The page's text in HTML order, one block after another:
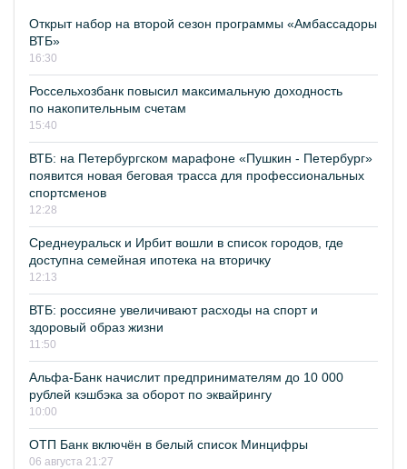
Открыт набор на второй сезон программы «Амбассадоры
ВТБ»
16:30
Россельхозбанк повысил максимальную доходность
по накопительным счетам
15:40
ВТБ: на Петербургском марафоне «Пушкин - Петербург»
появится новая беговая трасса для профессиональных
спортсменов
12:28
Среднеуральск и Ирбит вошли в список городов, где
доступна семейная ипотека на вторичку
12:13
ВТБ: россияне увеличивают расходы на спорт и
здоровый образ жизни
11:50
Альфа-Банк начислит предпринимателям до 10 000
рублей кэшбэка за оборот по эквайрингу
10:00
ОТП Банк включён в белый список Минцифры
06 августа 21:27